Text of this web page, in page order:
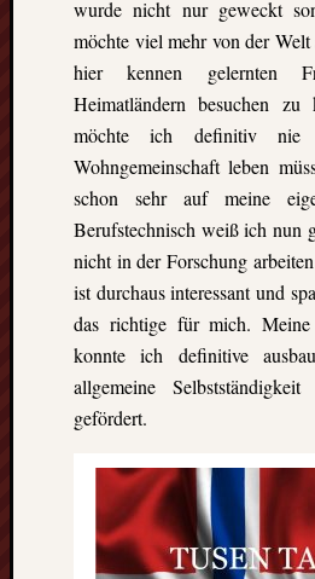
wurde nicht nur geweckt
möchte viel mehr von der
hier kennen gelernten
Heimatländern besuchen zu
möchte ich definitiv
Wohngemeinschaft leben
schon sehr auf meine
Berufstechnisch weiß ich nun
nicht in der Forschung
ist durchaus interessant und
das richtige für mich. Meine
konnte ich definitive
allgemeine
gefördert.